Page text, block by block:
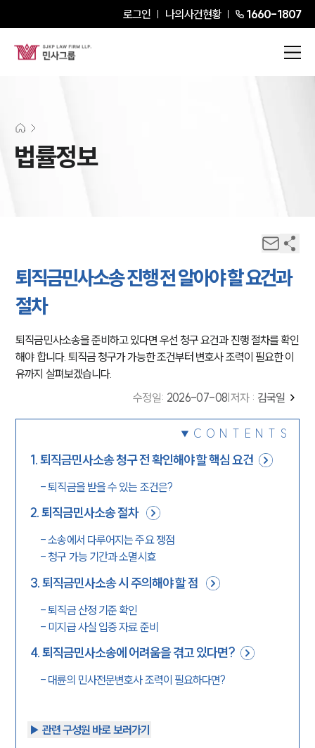
로그인 나의사건현황 1660-1807
법률정보
퇴직금민사소송 진행 전 알아야 할 요건과
절차
퇴직금민사소송을 준비하고 있다면 우선 청구 요건과 진행 절차를 확인
해야 합니다. 퇴직금 청구가 가능한 조건부터 변호사 조력이 필요한 이
유까지 살펴보겠습니다.
수정일: 2026-07-08 저자 : 김국일
CONTENTS
1.퇴직금민사소송 청구 전 확인해야 할 핵심 요건
-퇴직금을 받을 수 있는 조건은?
2.퇴직금민사소송 절차
-소송에서 다루어지는 주요 쟁점
-청구 가능 기간과 소멸시효
3.퇴직금민사소송 시 주의해야 할 점
-퇴직금 산정 기준 확인
- 미지급 사실 입증 자료 준비
4.퇴직금민사소송에 어려움을 겪고 있다면?
- 대륜의 민사전문변호사 조력이 필요하다면?
▶︎ 관련 구성원 바로 보러가기